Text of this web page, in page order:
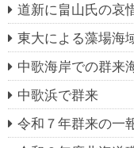
道新に畠山氏の哀
東大による藻場海
中歌海岸での群来
中歌浜で群来
令和７年群来の一